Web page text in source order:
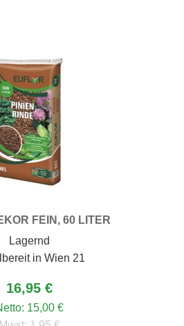
FEIN, 60 LITER
Lagernd
in Wien 21
16,95 €
15,00 €